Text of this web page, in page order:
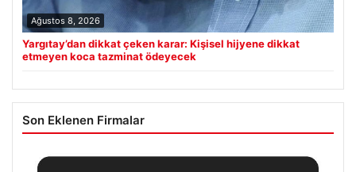
Ağustos 8, 2026
Yargıtay’dan dikkat çeken karar: Kişisel hijyene dikkat
etmeyen koca tazminat ödeyecek
Son Eklenen Firmalar